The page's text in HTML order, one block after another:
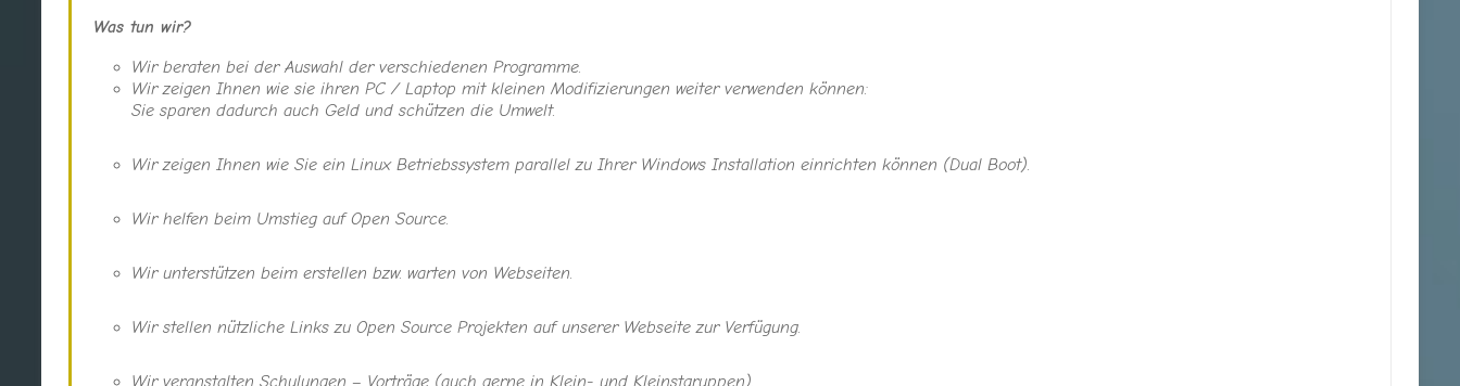
Was tun wir?
Wir beraten bei der Auswahl der verschiedenen Programme.
Wir zeigen Ihnen wie sie ihren PC / Laptop mit kleinen Modifizierungen weiter verwenden können:
Sie sparen dadurch auch Geld und schützen die Umwelt.
Wir zeigen Ihnen wie Sie ein Linux Betriebssystem parallel zu Ihrer Windows Installation einrichten können (Dual Boot).
Wir helfen beim Umstieg auf Open Source.
Wir unterstützen beim erstellen bzw. warten von Webseiten.
Wir stellen nützliche Links zu Open Source Projekten auf unserer Webseite zur Verfügung.
Wir veranstalten Schulungen – Vorträge (auch gerne in Klein- und Kleinstgruppen).